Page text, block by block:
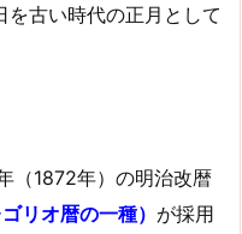
を古い時代の正月として
（1872年）の明治改暦
リオ暦の一種） が採用